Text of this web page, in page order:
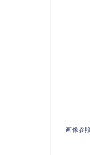
画像参